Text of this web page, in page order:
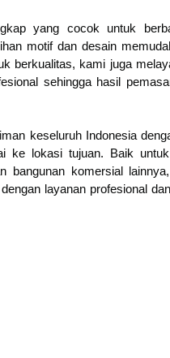
yang cocok untuk
motif dan desain
berkualitas, kami juga
sehingga hasil
keseluruh Indonesia
ke lokasi tujuan. Baik
bangunan komersial
layanan profesional